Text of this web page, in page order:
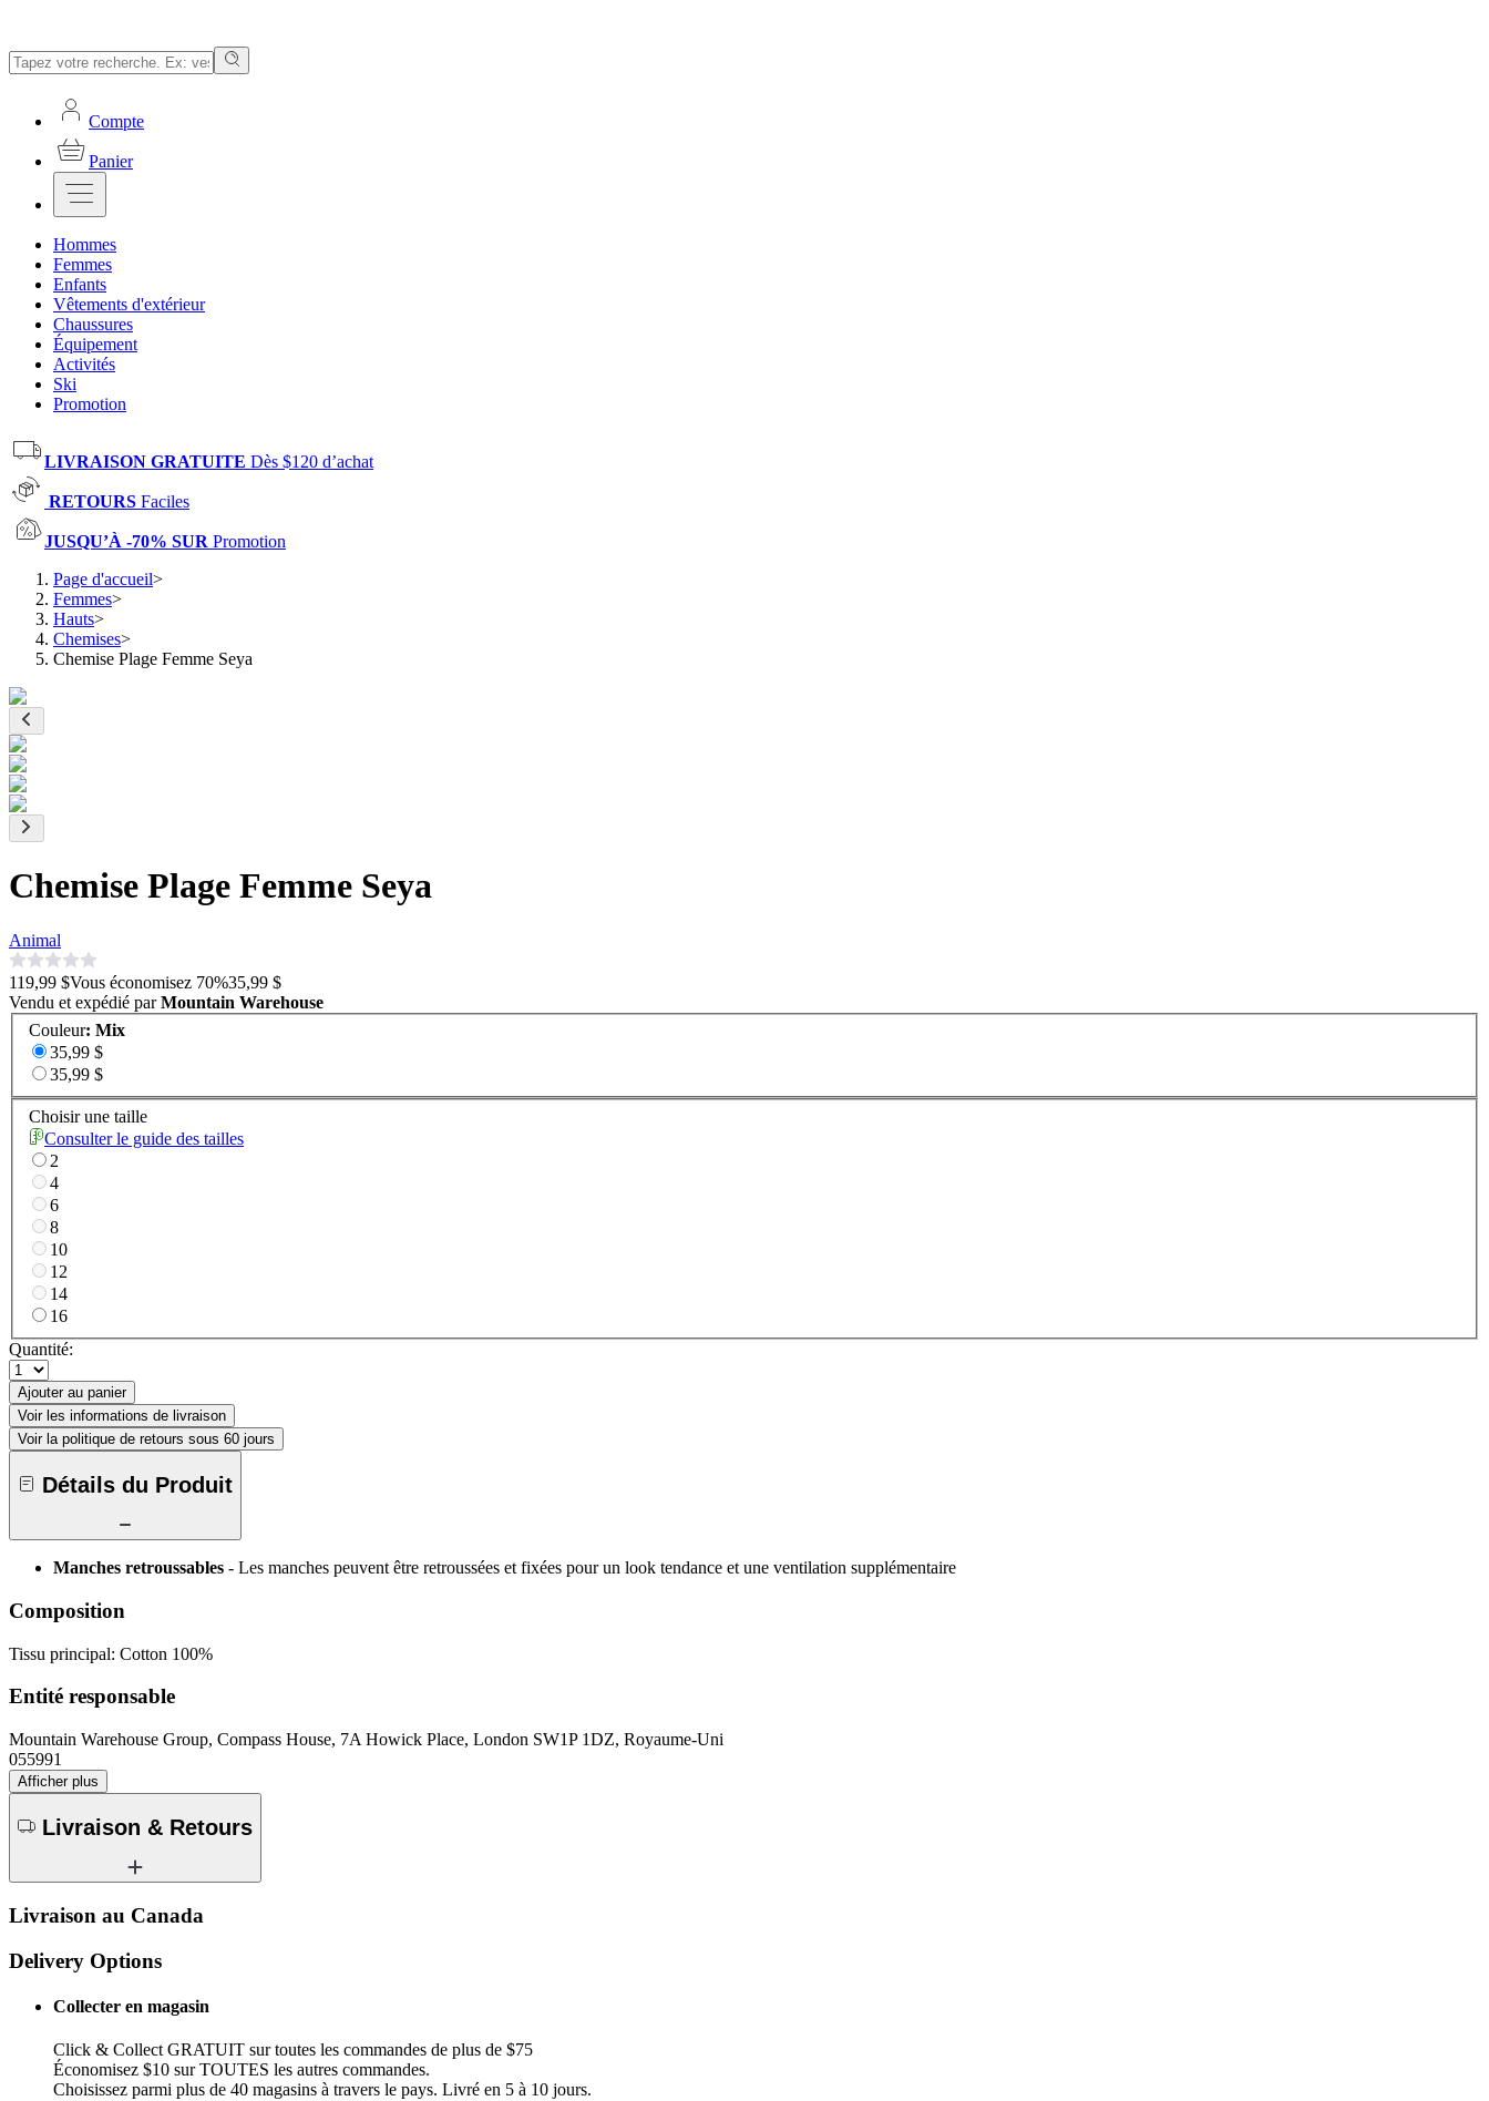
Compte
Panier
Hommes
Femmes
Enfants
Vêtements d'extérieur
Chaussures
Équipement
Activités
Ski
Promotion
LIVRAISON GRATUITE Dès $120 d’achat
RETOURS Faciles
JUSQU’À -70% SUR Promotion
Page d'accueil>
Femmes>
Hauts>
Chemises>
Chemise Plage Femme Seya
Chemise Plage Femme Seya
Animal
119,99 $Vous économisez 70%35,99 $
Vendu et expédié parMountain Warehouse
Couleur: Mix
35,99 $
35,99 $
Choisir une taille
Consulter le guide des tailles
2
4
6
8
10
12
14
16
Quantité:
Ajouter au panier
Voir les informations de livraison
Voir la politique de retours sous 60 jours
Détails du Produit
Manches retroussables - Les manches peuvent être retroussées et fixées pour un look tendance et une ventilation supplémentaire
Composition
Tissu principal: Cotton 100%
Entité responsable
Mountain Warehouse Group, Compass House, 7A Howick Place, London SW1P 1DZ, Royaume-Uni
055991
Afficher plus
Livraison & Retours
Livraison au Canada
Delivery Options
Collecter en magasin
Click & Collect GRATUIT sur toutes les commandes de plus de $75
Économisez $10 sur TOUTES les autres commandes.
Choisissez parmi plus de 40 magasins à travers le pays. Livré en 5 à 10 jours.